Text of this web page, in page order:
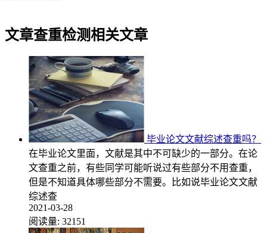
文章查重检测相关文章
毕业论文文献综述查重吗？
在毕业论文里面，文献是其中不可缺少的一部分。在论
文查重之前，有些同学可能听说过有些部分不用查重，
但是不知道具体哪些部分不需要。比如说毕业论文文献
综述查
2021-03-28
阅读量: 32151